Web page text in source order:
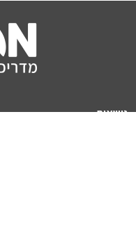
נושאים